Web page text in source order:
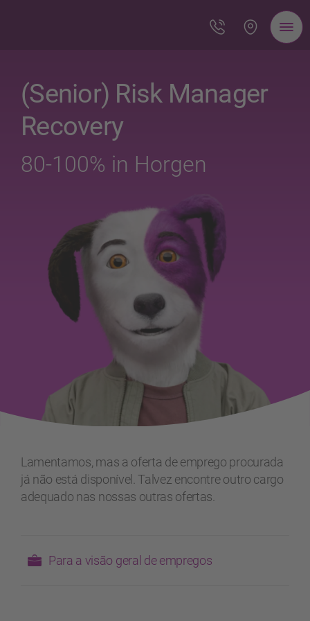
(Senior) Risk Manager
Recovery
80-100% in Horgen
Lamentamos, mas a oferta de emprego procurada
já não está disponível. Talvez encontre outro cargo
adequado nas nossas outras ofertas.
Para a visão geral de empregos